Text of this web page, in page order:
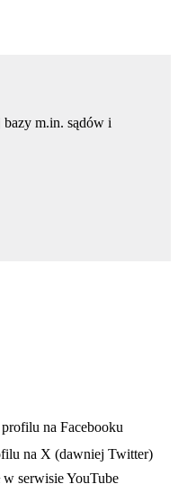
bazy m.in. sądów i
na Facebooku
na X (dawniej Twitter)
w serwisie YouTube